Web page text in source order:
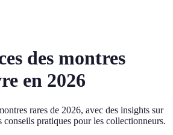
des montres
en 2026
rares de 2026, avec des insights sur
conseils pratiques pour les collectionneurs.